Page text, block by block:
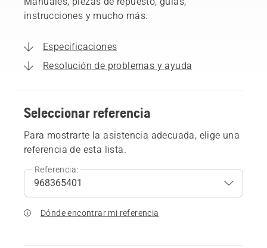
instrucciones y mucho más.
Especificaciones
Resolución de problemas y ayuda
Seleccionar referencia
Para mostrarte la asistencia adecuada, elige una
referencia de esta lista.
Referencia:
Dónde encontrar mi referencia